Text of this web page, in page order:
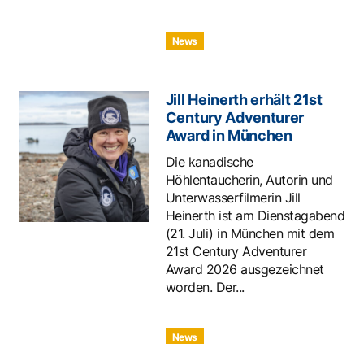
News
Jill Heinerth erhält 21st
Century Adventurer
Award in München
Die kanadische
Höhlentaucherin, Autorin und
Unterwasserfilmerin Jill
Heinerth ist am Dienstagabend
(21. Juli) in München mit dem
21st Century Adventurer
Award 2026 ausgezeichnet
worden. Der...
News